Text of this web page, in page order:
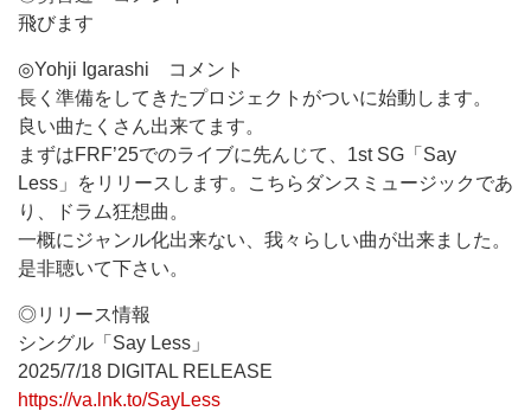
飛びます
◎Yohji Igarashi コメント
長く準備をしてきたプロジェクトがついに始動します。
良い曲たくさん出来てます。
まずはFRF’25でのライブに先んじて、1st SG「Say
Less」をリリースします。こちらダンスミュージックであ
り、ドラム狂想曲。
一概にジャンル化出来ない、我々らしい曲が出来ました。
是非聴いて下さい。
◎リリース情報
シングル「Say Less」
2025/7/18 DIGITAL RELEASE
https://va.lnk.to/SayLess